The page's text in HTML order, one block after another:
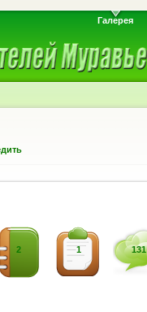
Галерея
2 1 131